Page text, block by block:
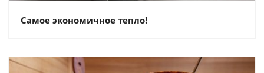
Самое экономичное тепло!